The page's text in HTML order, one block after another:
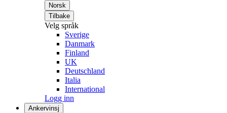
Norsk
Tilbake
Velg språk
Sverige
Danmark
Finland
UK
Deutschland
Italia
International
Logg inn
Ankervinsj